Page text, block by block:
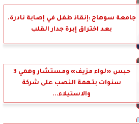
جامعة سوهاج :إنقاذ طفل في إصابة نادرة.
بعد اختراق إبرة جدار القلب
حبس «لواء مزيف» ومستشار وهمي 3
سنوات بتهمة النصب على شركة
والاستيلاء...